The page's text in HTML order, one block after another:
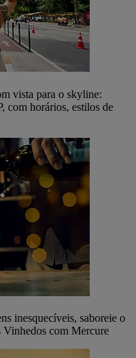
vista para o skyline:
com horários, estilos de
inesquecíveis, saboreie o
Vinhedos com Mercure